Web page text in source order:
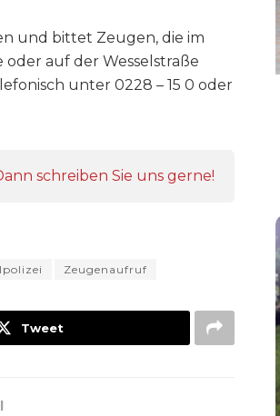
und bittet Zeugen, die im
auf der Wesselstraße
unter 0228 – 15 0 oder
schreiben Sie uns gerne!
Zeugenaufruf
Tweet